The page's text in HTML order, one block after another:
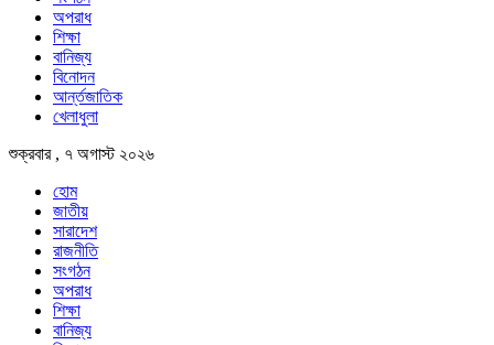
অপরাধ
শিক্ষা
বানিজ্য
বিনোদন
আর্ন্তজাতিক
খেলাধুলা
শুক্রবার , ৭ অগাস্ট ২০২৬
হোম
জাতীয়
সারাদেশ
রাজনীতি
সংগঠন
অপরাধ
শিক্ষা
বানিজ্য